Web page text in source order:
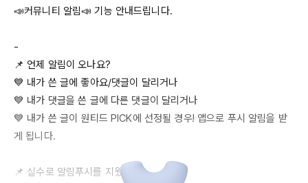
📣커뮤니티 알림📣 기능 안내드립니다.
-
📌 언제 알림이 오나요?
💙 내가 쓴 글에 좋아요/댓글이
달리거나
💙 내가 댓글을 쓴 글에 다른 댓글이 달리거나
💙 내가 쓴 글이 원티드 PICK에 선정될 경우! 앱으로 푸시 알림을 받
게 됩니다.
📌 실수로 알림푸시를 지웠다면?